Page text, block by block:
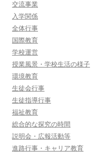
交流事業
入学関係
全体行事
国際教育
学校運営
授業風景・学校生活の様子
環境教育
生徒会行事
生徒指導行事
福祉教育
総合的な探究の時間
説明会・広報活動等
進路行事・キャリア教育